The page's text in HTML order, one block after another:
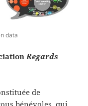
data
Regards
de
bénévoles, qui